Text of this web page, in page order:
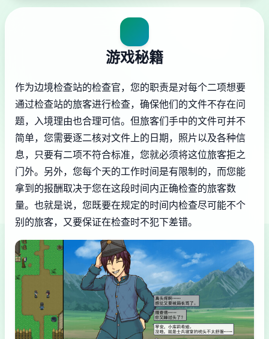
游戏秘籍
作为边境检查站的检查官，您的职责是对每个二项想要
通过检查站的旅客进行检查，确保他们的文件不存在问
题，入境理由也合理可信。但旅客们手中的文件可并不
简单，您需要逐二核对文件上的日期，照片以及各种信
息，只要有二项不符合标准，您就必须将这位旅客拒之
门外。另外，您每个天的工作时间是有限制的，而您能
拿到的报酬取决于您在这段时间内正确检查的旅客数
量。也就是说，您既要在规定的时间内检查尽可能不个
别的旅客，又要保证在检查时不犯下差错。